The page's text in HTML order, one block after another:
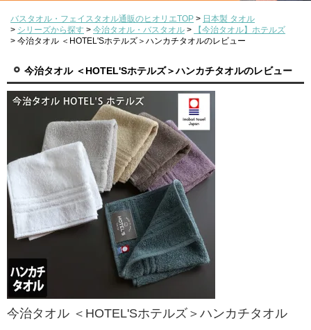
バスタオル・フェイスタオル通販のヒオリエTOP
日本製 タオル
シリーズから探す
今治タオル・バスタオル
【今治タオル】ホテルズ
今治タオル ＜HOTEL'Sホテルズ＞ハンカチタオルのレビュー
今治タオル ＜HOTEL'Sホテルズ＞ハンカチタオルのレビュー
今治タオル ＜HOTEL'Sホテルズ＞ハンカチタオル